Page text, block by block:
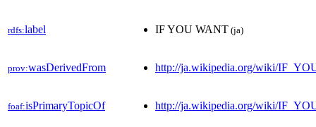
rdfs:label IF YOU WANT (ja)
prov:wasDerivedFrom http://ja.wikipedia.org/wiki/
foaf:isPrimaryTopicOf http://ja.wikipedia.org/wiki/